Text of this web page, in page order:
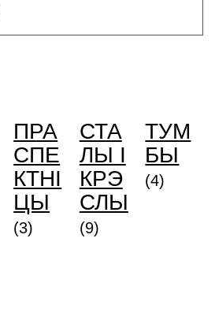
ПРА
СПЕ
КТНІ
ЦЫ
(3)
СТА
ЛЫ І
КРЭ
СЛЫ
(9)
ТУМ
БЫ
(4)